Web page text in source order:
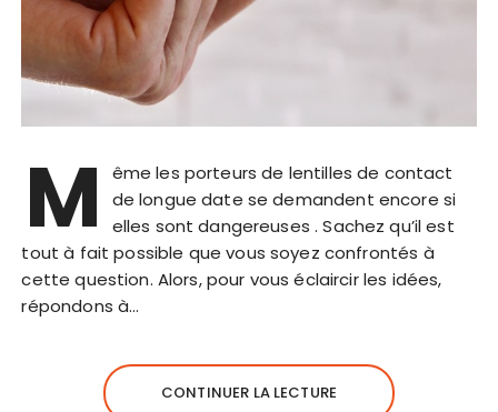
M
ême les porteurs de lentilles de contact
de longue date se demandent encore si
elles sont dangereuses . Sachez qu’il est
tout à fait possible que vous soyez confrontés à
cette question. Alors, pour vous éclaircir les idées,
répondons à…
CONTINUER LA LECTURE